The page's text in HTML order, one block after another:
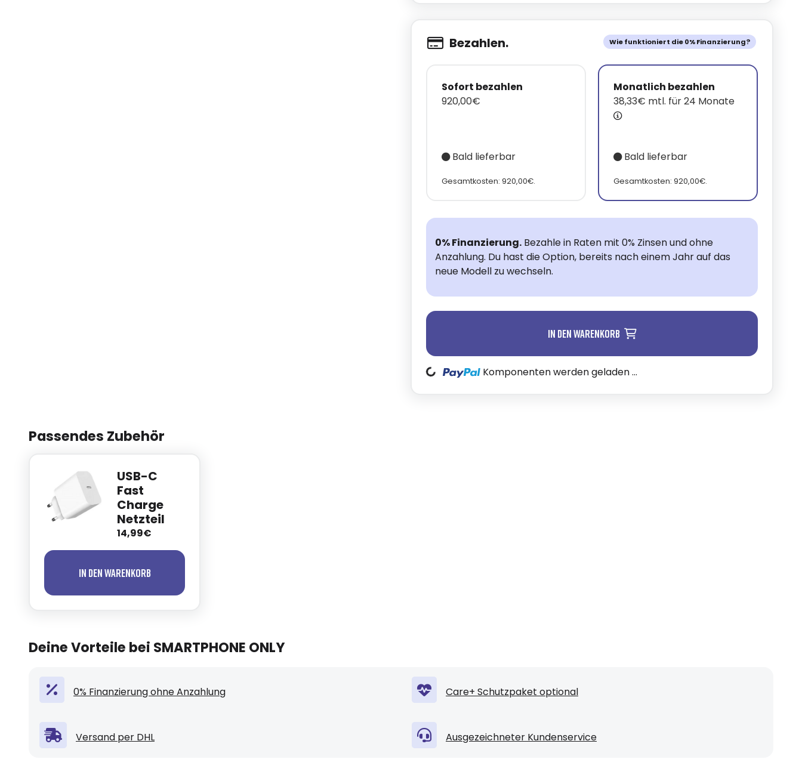
Wie funktioniert die 0% Finanzierung?
Bezahlen.
Sofort bezahlen
920,00€
Bald lieferbar
Gesamtkosten: 920,00€.
Monatlich bezahlen
38,33€ mtl. für 24 Monate
Bald lieferbar
Gesamtkosten: 920,00€.
0% Finanzierung. Bezahle in Raten mit 0% Zinsen und ohne
Anzahlung. Du hast die Option, bereits nach einem Jahr auf das
neue Modell zu wechseln.
In den Warenkorb
Loading... Komponenten werden geladen ...
Passendes Zubehör
USB-C
Fast
Charge
Netzteil
14,99€
In den Warenkorb
Deine Vorteile bei SMARTPHONE ONLY
0% Finanzierung ohne Anzahlung Care+ Schutzpaket optional
Versand per DHL Ausgezeichneter Kundenservice